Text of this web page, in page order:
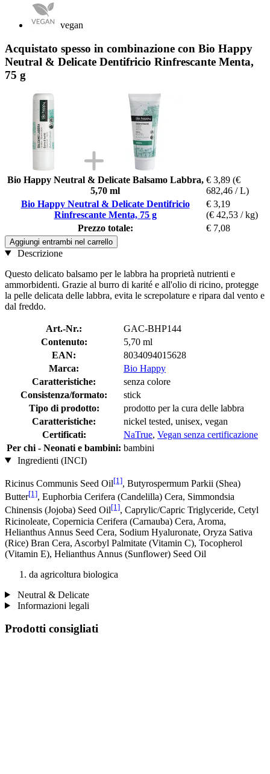
vegan
Acquistato spesso in combinazione con Bio Happy
Neutral & Delicate Dentifricio Rinfrescante Menta,
75 g
Bio Happy Neutral & Delicate Balsamo Labbra,
5,70 ml
€ 3,89 (€
682,46 / L)
Bio Happy Neutral & Delicate Dentifricio
Rinfrescante Menta, 75 g
€ 3,19
(€ 42,53 / kg)
Prezzo totale:
€ 7,08
Aggiungi entrambi nel carrello
Descrizione
Questo delicato balsamo per le labbra ha proprietà nutrienti e
ammorbidenti. Grazie al burro di karité e all'olio di ricino, protegge
la pelle delicata delle labbra, evita le screpolature e ripara dal vento e
dal freddo.
Art.-Nr.:
GAC-BHP144
Contenuto:
5,70 ml
EAN:
8034094015628
Marca:
Bio Happy
Caratteristiche:
senza colore
Consistenza/formato:
stick
Tipo di prodotto:
prodotto per la cura delle labbra
Caratteristiche:
nickel tested, unisex, vegan
Certificati:
NaTrue, Vegan senza certificazione
Per chi - Neonati e bambini: bambini
Ingredienti (INCI)
Ricinus Communis Seed Oil[1], Butyrospermum Parkii (Shea)
Butter[1], Euphorbia Cerifera (Candelilla) Cera, Simmondsia
Chinensis (Jojoba) Seed Oil[1], Caprylic/Capric Triglyceride, Cetyl
Ricinoleate, Copernicia Cerifera (Carnauba) Cera, Aroma,
Helianthus Annus Seed Cera, Sodium Hyaluronate, Oryza Sativa
(Rice) Bran Cera, Ascorbyl Palmitate (Vitamin C), Tocopherol
(Vitamin E), Helianthus Annus (Sunflower) Seed Oil
da agricoltura biologica
Neutral & Delicate
Informazioni legali
Prodotti consigliati